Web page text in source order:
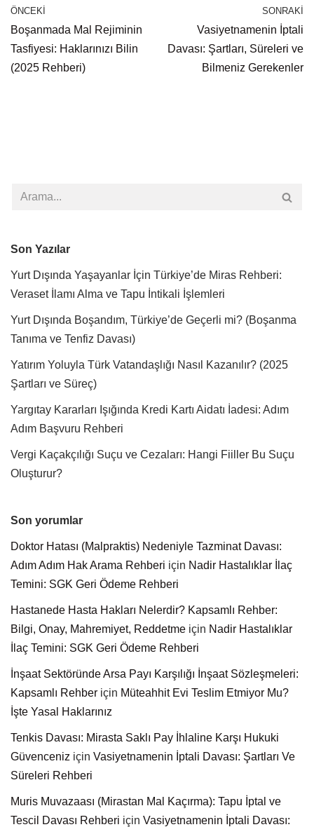
ÖNCEKI
Boşanmada Mal Rejiminin
Tasfiyesi: Haklarınızı Bilin
(2025 Rehberi)
SONRAKI
Vasiyetnamenin İptali
Davası: Şartları, Süreleri ve
Bilmeniz Gerekenler
Son Yazılar
Yurt Dışında Yaşayanlar İçin Türkiye’de Miras Rehberi:
Veraset İlamı Alma ve Tapu İntikali İşlemleri
Yurt Dışında Boşandım, Türkiye’de Geçerli mi? (Boşanma
Tanıma ve Tenfiz Davası)
Yatırım Yoluyla Türk Vatandaşlığı Nasıl Kazanılır? (2025
Şartları ve Süreç)
Yargıtay Kararları Işığında Kredi Kartı Aidatı İadesi: Adım
Adım Başvuru Rehberi
Vergi Kaçakçılığı Suçu ve Cezaları: Hangi Fiiller Bu Suçu
Oluşturur?
Son yorumlar
Doktor Hatası (Malpraktis) Nedeniyle Tazminat Davası:
Adım Adım Hak Arama Rehberi için Nadir Hastalıklar İlaç
Temini: SGK Geri Ödeme Rehberi
Hastanede Hasta Hakları Nelerdir? Kapsamlı Rehber:
Bilgi, Onay, Mahremiyet, Reddetme için Nadir Hastalıklar
İlaç Temini: SGK Geri Ödeme Rehberi
İnşaat Sektöründe Arsa Payı Karşılığı İnşaat Sözleşmeleri:
Kapsamlı Rehber için Müteahhit Evi Teslim Etmiyor Mu?
İşte Yasal Haklarınız
Tenkis Davası: Mirasta Saklı Pay İhlaline Karşı Hukuki
Güvenceniz için Vasiyetnamenin İptali Davası: Şartları Ve
Süreleri Rehberi
Muris Muvazaası (Mirastan Mal Kaçırma): Tapu İptal ve
Tescil Davası Rehberi için Vasiyetnamenin İptali Davası: